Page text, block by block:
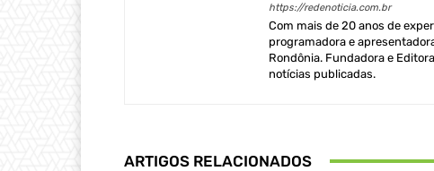
https://redenoticia.com.br
Com mais de 20 anos de
programadora e
Rondônia. Fundadora e
notícias publicadas.
ARTIGOS RELACIONADOS